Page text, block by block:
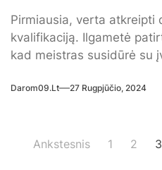
Pirmiausia, verta atkreipti
kvalifikaciją. Ilgametė
kad meistras susidūrė su
Darom09.lt 27 Rugpjūčio, 2024
Įrašų
Ankstesnis 1 2 3